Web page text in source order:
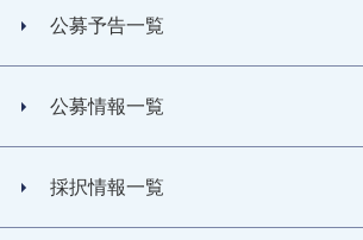
公募予告一覧
公募情報一覧
採択情報一覧